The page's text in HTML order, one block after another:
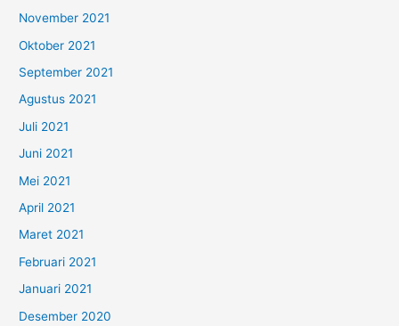
November 2021
Oktober 2021
September 2021
Agustus 2021
Juli 2021
Juni 2021
Mei 2021
April 2021
Maret 2021
Februari 2021
Januari 2021
Desember 2020